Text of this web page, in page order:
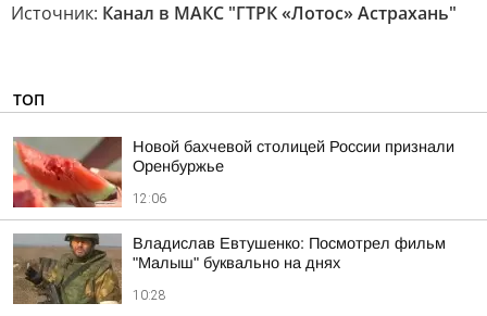
Источник: Канал в МАКС "ГТРК «Лотос» Астрахань"
ТОП
Новой бахчевой столицей России признали
Оренбуржье
12:06
Владислав Евтушенко: Посмотрел фильм
"Малыш" буквально на днях
10:28